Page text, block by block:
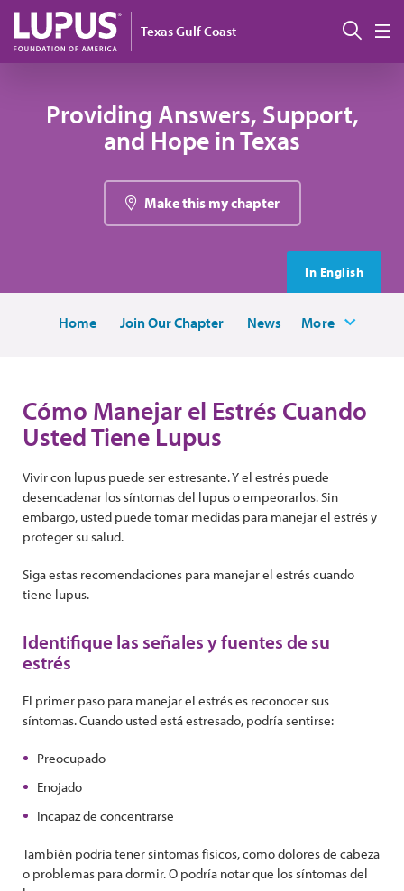
Pasar al contenido principal
Texas Gulf Coast
Providing Answers, Support,
and Hope in Texas
Make this my chapter
In English
Home Join Our Chapter News More
Cómo Manejar el Estrés Cuando
Usted Tiene Lupus
Vivir con lupus puede ser estresante. Y el estrés puede
desencadenar los síntomas del lupus o empeorarlos. Sin
embargo, usted puede tomar medidas para manejar el estrés y
proteger su salud.
Siga estas recomendaciones para manejar el estrés cuando
tiene lupus.
Identifique las señales y fuentes de su
estrés
El primer paso para manejar el estrés es reconocer sus
síntomas. Cuando usted está estresado, podría sentirse:
Preocupado
Enojado
Incapaz de concentrarse
También podría tener síntomas físicos, como dolores de cabeza
o problemas para dormir. O podría notar que los síntomas del